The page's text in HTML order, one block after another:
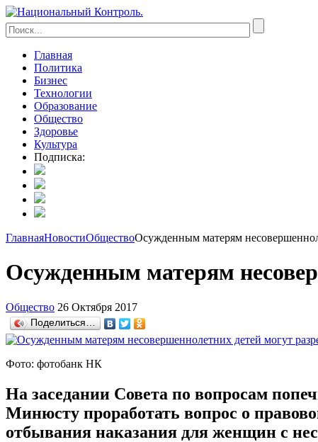
Главная
Политика
Бизнес
Технологии
Образование
Общество
Здоровье
Культура
Подписка:
ГлавнаяНовостиОбществоОсужденным матерям
Осужденным матерям
Общество 26 Октября 2017
Поделиться…
Фото: фотобанк НК
На заседании Совета по вопросам
Минюсту проработать вопрос о
отбывания наказания для женщин с